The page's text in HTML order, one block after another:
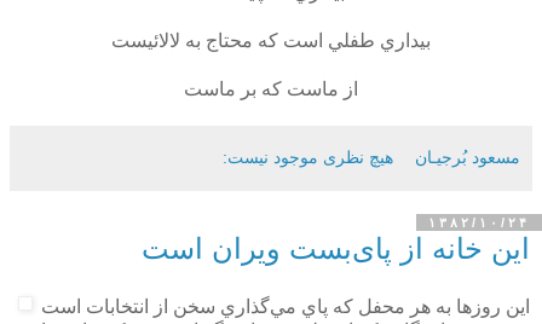
بيداري طفلي است كه محتاج به لالائيست
از ماست كه بر ماست
مسعود بُرجيـان هیچ نظری موجود نیست:
۱۳۸۲/۱۰/۲۴
این خانه از پای‌بست ویران است
اين روزها به هر محفل كه پاي مي‌گذاري سخن از انتخابات است